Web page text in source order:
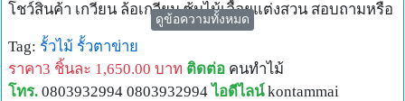
โชว์สินค้า เกวียน ล้อเกวียน ซุ้มไม้เลื้อยแต่งสวน สอบถามหรือ
สั่งทำงานตามขนาดได้ทางไลน์ไอดี kontammai โทร. 086-
3670371,080-3932994 หรือทางเพจเฟสบุ๊ค kontammai และ
เพจ Boxsshop ร้านกล่องไม้
ดูข้อความทั้งหมด
Tag: รั้วไม้ รั้วตาข่าย
ราคา3 ชิ้นละ 1,650.00 บาท ติดต่อ คนทำไม้
โทร. 0803932994 0803932994 ไอดีไลน์ kontammai